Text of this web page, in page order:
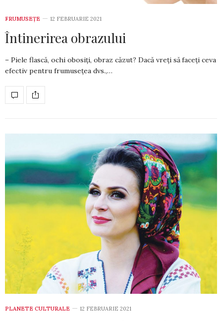
FRUMUSEȚE 12 FEBRUARIE 2021
Întinerirea obrazului
– Piele flască, ochi obosiți, obraz căzut? Dacă vreți să faceți ceva
efectiv pentru frumusețea dvs.,…
PLANETE CULTURALE 12 FEBRUARIE 2021